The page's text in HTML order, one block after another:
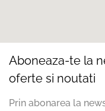
Aboneaza-te la
oferte si noutati
Prin abonarea la